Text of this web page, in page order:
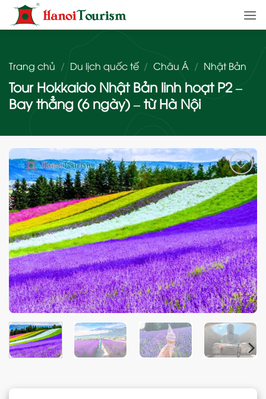
qua
nội
Trang chủ / Du lịch quốc tế / Châu Á / Nhật Bản
Tour Hokkaido Nhật Bản linh hoạt P2 –
Bay thẳng (6 ngày) – từ Hà Nội
Add
to
wishlist